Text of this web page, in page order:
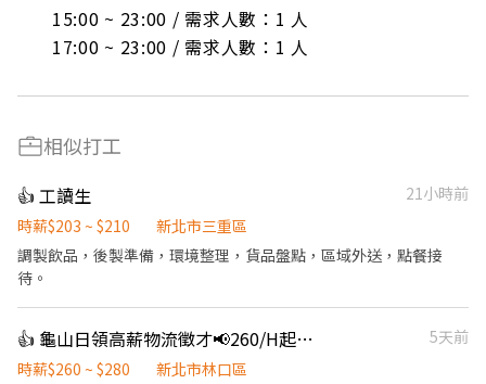
15:00 ~ 23:00 / 需求人數：1 人
17:00 ~ 23:00 / 需求人數：1 人
相似打工
👍 工讀生
21小時前
時薪$203 ~ $210
新北市三重區
調製飲品，後製準備，環境整理，貨品盤點，區域外送，點餐接
待。
👍 龜山日領高薪物流徵才📢260/H起💼立即上班
5天前
時薪$260 ~ $280
新北市林口區